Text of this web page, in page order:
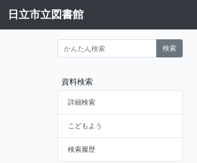
日立市立図書館
検索
資料検索
詳細検索
こどもよう
検索履歴